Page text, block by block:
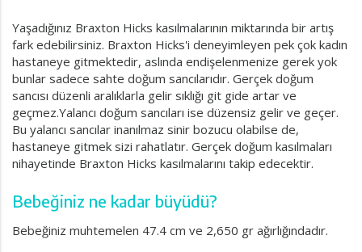
Yaşadığınız Braxton Hicks kasılmalarının miktarında bir artış
fark edebilirsiniz. Braxton Hicks'i deneyimleyen pek çok kadın
hastaneye gitmektedir, aslında endişelenmenize gerek yok
bunlar sadece sahte doğum sancılarıdır. Gerçek doğum
sancısı düzenli aralıklarla gelir sıklığı git gide artar ve
geçmez.Yalancı doğum sancıları ise düzensiz gelir ve geçer.
Bu yalancı sancılar inanılmaz sinir bozucu olabilse de,
hastaneye gitmek sizi rahatlatır. Gerçek doğum kasılmaları
nihayetinde Braxton Hicks kasılmalarını takip edecektir.
Bebeğiniz ne kadar büyüdü?
Bebeğiniz muhtemelen 47.4 cm ve 2,650 gr ağırlığındadır.